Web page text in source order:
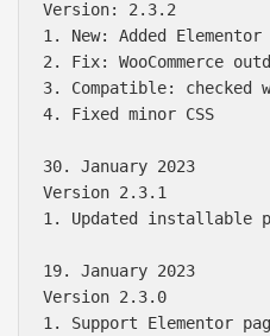
Version: 2.3.2
1. New: Added Elementor
2. Fix: WooCommerce
3. Compatible:
4. Fixed minor CSS
30. January 2023
Version 2.3.1
1. Updated installable
19. January 2023
Version 2.3.0
1. Support Elementor